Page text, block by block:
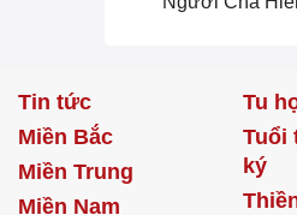
Tin tức
Miền Bắc
Miền Trung
Miền Nam
Tu
Tuổi
ký